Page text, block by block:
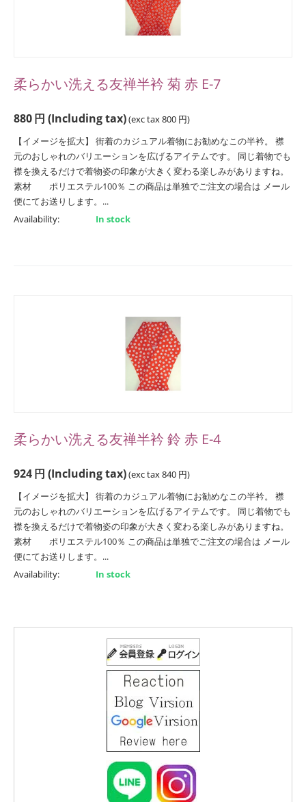
柔らかい洗える友禅半衿 菊 赤 E-7
880円 (Including tax)(exc tax800 円)
【イメージを拡大】 街着のカジュアル着物にお勧めなこの半衿。 襟
元のおしゃれのバリエーションを広げるアイテムです。 同じ着物でも
襟を換えるだけで着物姿の印象が大きく変わる楽しみがありますね。
素材 ポリエステル100％ この商品は単独でご注文の場合は メール
便にてお送りします。...
Availability:
In stock
柔らかい洗える友禅半衿 鈴 赤 E-4
924円 (Including tax)(exc tax840 円)
【イメージを拡大】 街着のカジュアル着物にお勧めなこの半衿。 襟
元のおしゃれのバリエーションを広げるアイテムです。 同じ着物でも
襟を換えるだけで着物姿の印象が大きく変わる楽しみがありますね。
素材 ポリエステル100％ この商品は単独でご注文の場合は メール
便にてお送りします。...
Availability:
In stock